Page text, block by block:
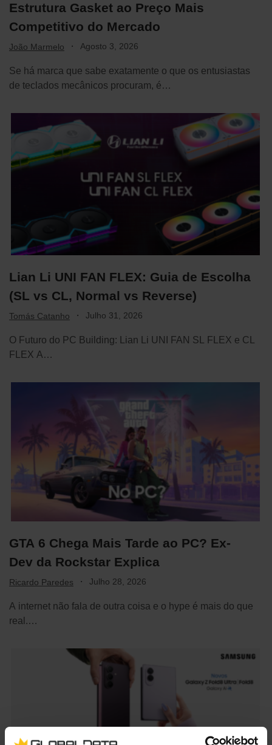
Estrutura Gasket ao Preço Mais
Competitivo do Mercado
João Marmelo · Agosto 3, 2026
Se há marca que sabe exatamente o que os entusiastas
de teclados mecânicos procuram, é…
Lian Li UNI FAN FLEX: Guia de Escolha
(SL vs CL, Normal vs Reverse)
Tomás Catanho · Julho 31, 2026
O Futuro do PC Building: Lian Li UNI FAN SL FLEX e CL
FLEX A…
GTA 6 Chega Mais Tarde ao PC? Ex-
Dev da Rockstar Explica
Ricardo Paredes · Julho 28, 2026
A internet não fala de outra coisa e o hype é mais do que
real.…